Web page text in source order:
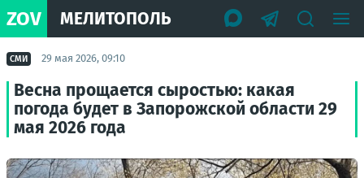
ZOV МЕЛИТОПОЛЬ
СМИ 29 мая 2026, 09:10
Весна прощается сыростью: какая
погода будет в Запорожской области 29
мая 2026 года